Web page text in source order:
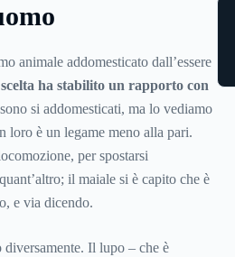
animale addomesticato dall’essere
ha stabilito un rapporto con
si addomesticati, ma lo vediamo
loro è un legame meno alla pari.
per spostarsi
il maiale si è capito che è
e via dicendo.
Il lupo – che è